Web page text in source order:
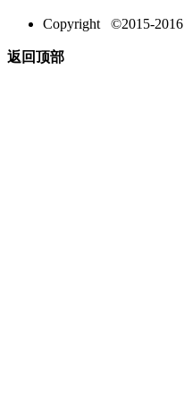
Copyright ©2015-2016
返回顶部